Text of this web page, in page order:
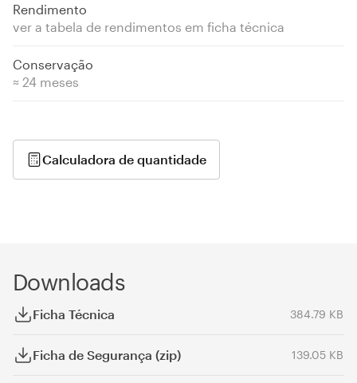
Rendimento
ver a tabela de rendimentos em ficha técnica
Conservação
≈ 24 meses
Calculadora de quantidade
Downloads
Ficha Técnica 384.79 KB
Ficha de Segurança (zip) 139.05 KB